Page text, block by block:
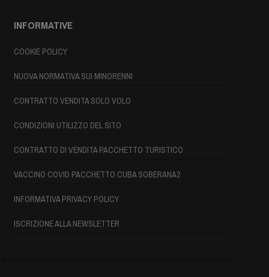
INFORMATIVE
COOKIE POLICY
NUOVA NORMATIVA SUI MINORENNI
CONTRATTO VENDITA SOLO VOLO
CONDIZIONI UTILIZZO DEL SITO
CONTRATTO DI VENDITA PACCHETTO TURISTICO
VACCINO COVID PACCHETTO CUBA SOBERANA2
INFORMATIVA PRIVACY POLICY
ISCRIZIONE ALLA NEWSLETTER